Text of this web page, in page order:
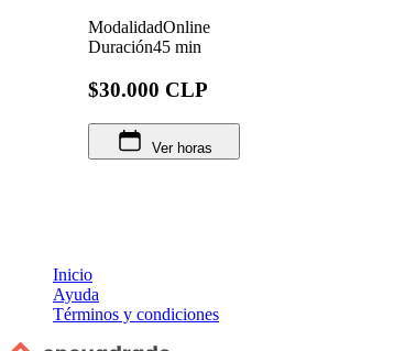
ModalidadOnline
Duración45 min
$30.000 CLP
Ver horas
Inicio
Ayuda
Términos y condiciones